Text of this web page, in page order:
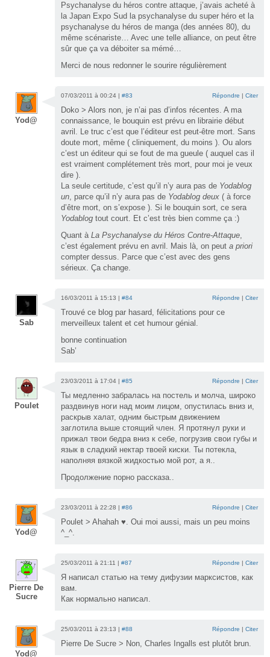
Psychanalyse du héros contre attaque, j’avais acheté à
la Japan Expo Sud la psychanalyse du super héro et la
psychanalyse du héros de manga (des années 80), du
même scénariste… Avec une telle alliance, on peut être
sûr que ça va déboiter sa mémé…
Merci de nous redonner le sourire régulièrement
Yod@
07/03/2011 à 00:24 | #83 Répondre | Citer
Doko > Alors non, je n’ai pas d’infos récentes. A ma
connaissance, le bouquin est prévu en librairie début
avril. Le truc c’est que l’éditeur est peut-être mort. Sans
doute mort, même ( cliniquement, du moins ). Ou alors
c’est un éditeur qui se fout de ma gueule ( auquel cas il
est vraiment complétement très mort, pour moi je veux
dire ).
La seule certitude, c’est qu’il n’y aura pas de Yodablog
un, parce qu’il n’y aura pas de Yodablog deux ( à force
d’être mort, on s’expose ). Si le bouquin sort, ce sera
Yodablog tout court. Et c’est très bien comme ça :)
Quant à La Psychanalyse du Héros Contre-Attaque,
c’est également prévu en avril. Mais là, on peut a priori
compter dessus. Parce que c’est avec des gens
sérieux. Ça change.
Sab
16/03/2011 à 15:13 | #84 Répondre | Citer
Trouvé ce blog par hasard, félicitations pour ce
merveilleux talent et cet humour génial.
bonne continuation
Sab’
Poulet
23/03/2011 à 17:04 | #85 Répondre | Citer
Ты медленно забралась на постель и молча, широко
раздвинув ноги над моим лицом, опустилась вниз и,
раскрыв халат, одним быстрым движением
заглотила выше стоящий член. Я протянул руки и
прижал твои бедра вниз к себе, погрузив свои губы и
язык в сладкий нектар твоей киски. Ты потекла,
наполняя вязкой жидкостью мой рот, а я..
Продолжение порно рассказа..
Yod@
23/03/2011 à 22:28 | #86 Répondre | Citer
Poulet > Ahahah ♥. Oui moi aussi, mais un peu moins
^_^.
Pierre De
Sucre
25/03/2011 à 21:11 | #87 Répondre | Citer
Я написал статью на тему дифузии марксистов, как
вам.
Как нормально написал.
Yod@
25/03/2011 à 23:13 | #88 Répondre | Citer
Pierre De Sucre > Non, Charles Ingalls est plutôt brun.